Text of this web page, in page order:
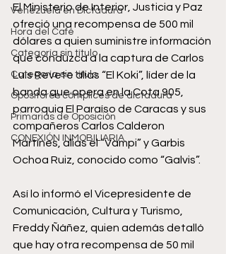
Venezuela en Dictadura
Hora del Café
Categoría sin título
Categoría sin título
Opositores cómplices de dictadura
Primarias de Oposición
CONEXIÓN INMOBILIARIA
El Ministerio de Interior, Justicia y Paz
ofreció una recompensa de 500 mil
dólares a quien suministre información
que conduzca a la captura de Carlos
Luis Revete alias “El Koki”, líder de la
banda que opera en la Cota 905,
parroquia El Paraíso de Caracas y sus
compañeros Carlos Calderon
Martines, alias el “Vampi” y Garbis
Ochoa Ruiz, conocido como “Galvis”.
Así lo informó el Vicepresidente de
Comunicación, Cultura y Turismo,
Freddy Ñáñez, quien además detalló
que hay otra recompensa de 50 mil